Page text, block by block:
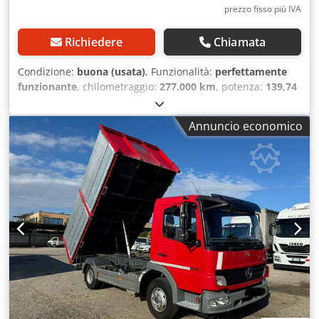
prezzo fisso più IVA
Richiedere Chiamata
Condizione: buona (usata), Funzionalità: perfettamente
funzionante, chilometraggio: 277.000 km, potenza: 139,74
, prima immatricolazione:
carburante:diesel, peso massimo di carico:5.000 kg, peso
complessivo:
12.000 kg, dimensione degli pneumatici:
265/70R19.5, configurazione degli assi: , passo:5.175
mm, carburante:diesel, freni:freno motore , colore:blu
cabina di guida:altro , tipo di ingranaggio:automatico
classe di emissione:Euro 6 , sospensione:aria, lunghezza
spazio di carico:7.500 mm , larghezza vano di carico: 2.480
mm, altezza vano di carico:2.500 mm, Anno di
produzione:2018 , peso operativo:12.000 kg,
Equipaggiamento:ABS, aria condizionata, compressore,
computer di bordo, spoiler, sponda idraulica, IVECO
EUROCARGO ML120E21P E6 CUBE – Telaio
ZCFAG1EF902686748 Anno 2018 - EURO 6 Meccanica:
Tector 5 con SCR - 4 cilindri common rail Tector - 4485 cc –
Annuncio economico